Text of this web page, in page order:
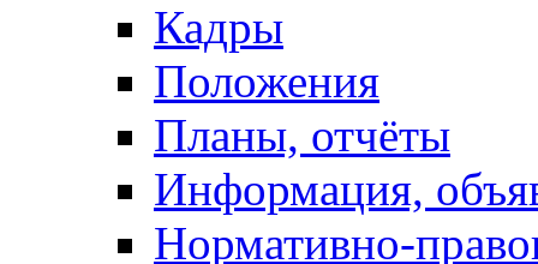
Кадры
Положения
Планы, отчёты
Информация,
Нормативно-